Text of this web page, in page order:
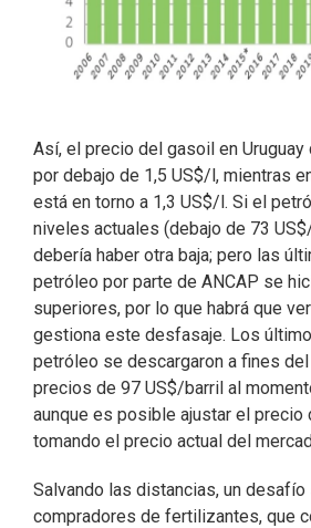
Así, el precio del gasoil en
por debajo de 1,5 US$/l, mientras
está en torno a 1,3 US$/l. Si el
niveles actuales (debajo de 73
debería haber otra baja; pero las
petróleo por parte de ANCAP se
superiores, por lo que habrá que
gestiona este desfasaje. Los
petróleo se descargaron a fines
precios de 97 US$/barril al
aunque es posible ajustar el precio
tomando el precio actual del
Salvando las distancias, un
compradores de fertilizantes, que